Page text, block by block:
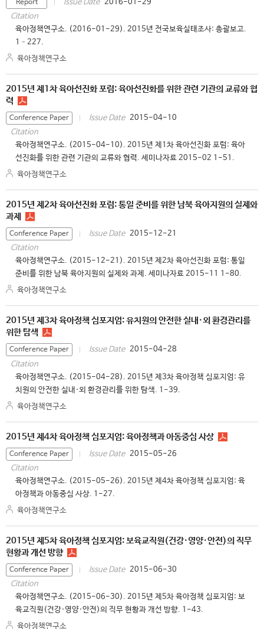
Report Issue Date 2016-01-29
Citation
육아정책연구소. (2016-01-29). 2015년 전국보육실태조사: 총괄보고.
1–227.
육아정책연구소
2015년 제1차 육아선진화 포럼: 육아선진화를 위한 관련 기관의 교류와 협
력
Conference Paper Issue Date 2015-04-10
Citation
육아정책연구소. (2015-04-10). 2015년 제1차 육아선진화 포럼: 육아
선진화를 위한 관련 기관의 교류와 협력. 세미나자료 2015-02 1-51.
육아정책연구소
2015년 제2차 육아선진화 포럼: 통일 준비를 위한 남북 육아지원의 실제와
과제
Conference Paper Issue Date 2015-12-21
Citation
육아정책연구소. (2015-12-21). 2015년 제2차 육아선진화 포럼: 통일
준비를 위한 남북 육아지원의 실제와 과제. 세미나자료 2015-11 1-80.
육아정책연구소
2015년 제3차 육아정책 심포지엄: 유치원의 안전한 실내·외 환경관리를
위한 탐색
Conference Paper Issue Date 2015-04-28
Citation
육아정책연구소. (2015-04-28). 2015년 제3차 육아정책 심포지엄: 유
치원의 안전한 실내·외 환경관리를 위한 탐색. 1-39.
육아정책연구소
2015년 제4차 육아정책 심포지엄: 육아정책과 아동중심 사상
Conference Paper Issue Date 2015-05-26
Citation
육아정책연구소. (2015-05-26). 2015년 제4차 육아정책 심포지엄: 육
아정책과 아동중심 사상. 1-27.
육아정책연구소
2015년 제5차 육아정책 심포지엄: 보육교직원(건강·영양·안전)의 직무
현황과 개선 방향
Conference Paper Issue Date 2015-06-30
Citation
육아정책연구소. (2015-06-30). 2015년 제5차 육아정책 심포지엄: 보
육교직원(건강·영양·안전)의 직무 현황과 개선 방향. 1-43.
육아정책연구소